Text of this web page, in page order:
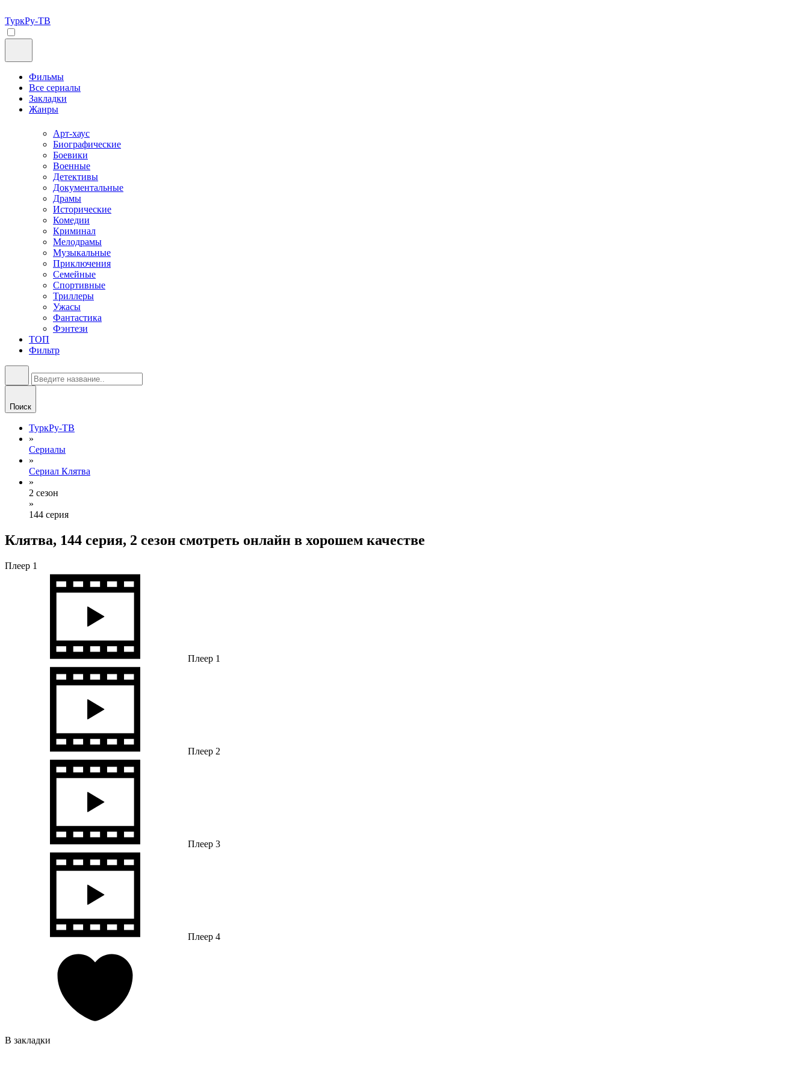
ТуркРу-ТВ
Фильмы
Все сериалы
Закладки
Жанры
Арт-хаус
Биографические
Боевики
Военные
Детективы
Документальные
Драмы
Исторические
Комедии
Криминал
Мелодрамы
Музыкальные
Приключения
Семейные
Спортивные
Триллеры
Ужасы
Фантастика
Фэнтези
ТОП
Фильтр
Поиск
ТуркРу-ТВ
»
Сериалы
»
Сериал Клятва
»
2 сезон
»
144 серия
Клятва, 144 серия, 2 сезон смотреть онлайн в хорошем качестве
Плеер 1
Плеер 1
Плеер 2
Плеер 3
Плеер 4
В закладки